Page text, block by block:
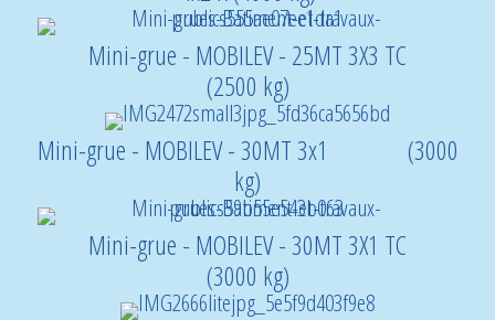
Mini-grue - MOBILEV - 25MT 3X3 TC
(2500 kg)
Mini-grue - MOBILEV - 30MT 3x1 (3000
kg)
Mini-grue - MOBILEV - 30MT 3X1 TC
(3000 kg)